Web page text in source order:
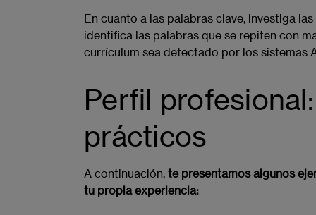
En cuanto a las palabras clave, investiga
identifica las palabras que se repiten con
currículum sea detectado por los sistemas
Perfil
prácticos
A continuación, te presentamos algunos
tu propia experiencia: